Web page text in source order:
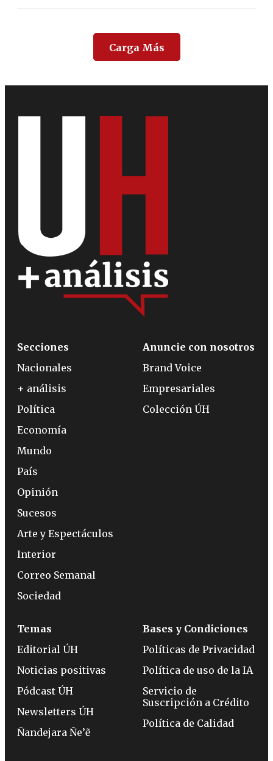
Carga Más
Secciones
Nacionales
+ análisis
Política
Economía
Mundo
País
Opinión
Sucesos
Arte y Espectáculos
Interior
Correo Semanal
Sociedad
Anuncie con nosotros
Brand Voice
Empresariales
Colección ÚH
Temas
Editorial ÚH
Noticias positivas
Pódcast ÚH
Newsletters ÚH
Ñandejara Ñe’ẽ
Bases y Condiciones
Políticas de Privacidad
Política de uso de la IA
Servicio de
Suscripción a Crédito
Política de Calidad